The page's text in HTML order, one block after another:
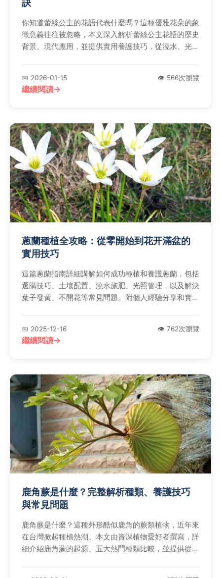
訣
你知道蕾絲公主的花語代表什麼嗎？這種優雅花朵的象
徵意義往往被忽略，本文深入解析蕾絲公主花語的歷史
背景、現代應用，並提供實用養護技巧，從澆水、光照
📅 2026-01-15 👁️ 566次瀏覽
繼續閱讀
蔥蘭種植全攻略：從零開始到花开滿盆的
實用技巧
這篇蔥蘭指南詳細講解如何成功種植和養護蔥蘭，包括
選購技巧、土壤配置、澆水施肥、光照管理，以及解決
葉子發黃、不開花等常見問題。附個人經驗分享和實用
📅 2025-12-16 👁️ 762次瀏覽
繼續閱讀
鹿角蕨是什麼？完整解析種類、養護技巧
與常見問題
鹿角蕨是什麼？這種外形酷似鹿角的蕨類植物，近年來
在台灣掀起種植熱潮。本文由資深植物愛好者撰寫，詳
細介紹鹿角蕨的起源、五大熱門種類比較，並提供從新